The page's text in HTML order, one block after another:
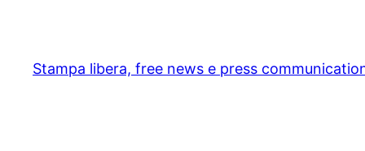
content
Stampa libera, free news e press